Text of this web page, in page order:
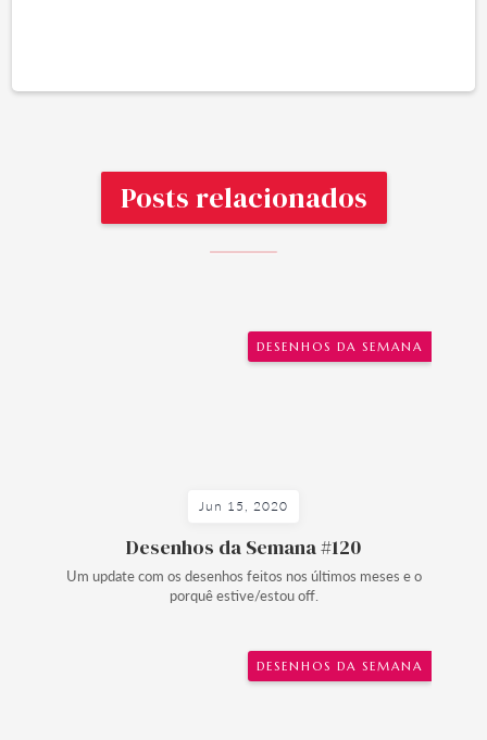
Posts relacionados
DESENHOS DA SEMANA
Jun 15, 2020
Desenhos da Semana #120
Um update com os desenhos feitos nos últimos meses e o
porquê estive/estou off.
DESENHOS DA SEMANA